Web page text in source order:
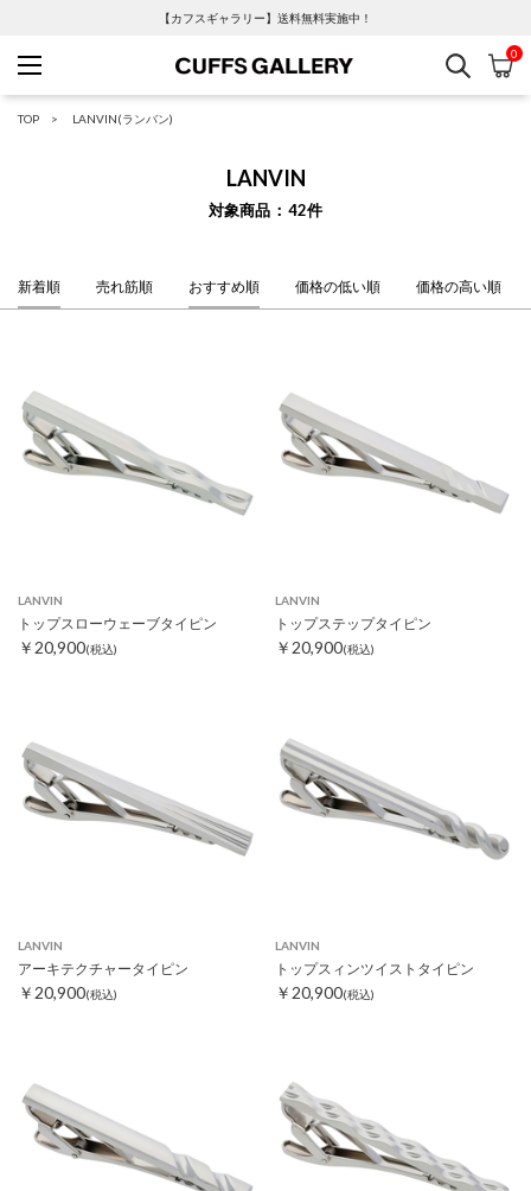
【カフスギャラリー】送料無料実施中！
Cuffs Gallery
検索 カ
0
TOP LANVIN(ランバン)
LANVIN
対象商品 42件
新着順 売れ筋順 おすすめ順 価格の低い順 価格の高い順
LANVIN
トップスローウェーブタイピン
￥20,900(税込)
LANVIN
トップステップタイピン
￥20,900(税込)
LANVIN
アーキテクチャータイピン
￥20,900(税込)
LANVIN
トップスィンツイストタイピン
￥20,900(税込)